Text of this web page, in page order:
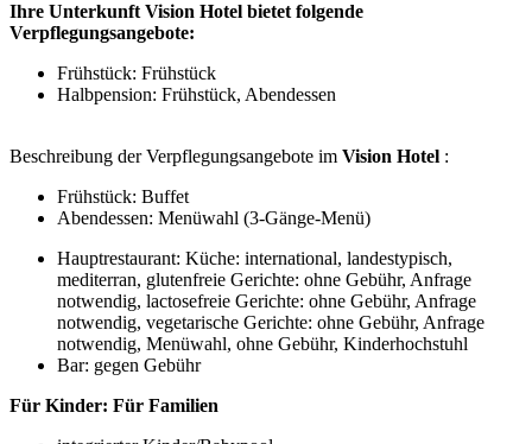
Ihre Unterkunft Vision Hotel bietet folgende
Verpflegungsangebote:
Frühstück: Frühstück
Halbpension: Frühstück, Abendessen
Beschreibung der Verpflegungsangebote im Vision Hotel :
Frühstück: Buffet
Abendessen: Menüwahl (3-Gänge-Menü)
Hauptrestaurant: Küche: international, landestypisch,
mediterran, glutenfreie Gerichte: ohne Gebühr, Anfrage
notwendig, lactosefreie Gerichte: ohne Gebühr, Anfrage
notwendig, vegetarische Gerichte: ohne Gebühr, Anfrage
notwendig, Menüwahl, ohne Gebühr, Kinderhochstuhl
Bar: gegen Gebühr
Für Kinder: Für Familien